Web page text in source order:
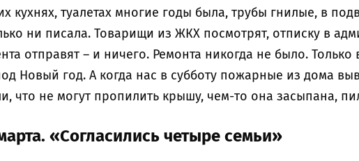
кухнях, туалетах многие годы была, трубы гнилые, в
ни писала. Товарищи из ЖКХ посмотрят, отписку в
отправят – и ничего. Ремонта никогда не было. Только
Новый год. А когда нас в субботу пожарные из дома
что не могут пропилить крышу, чем-то она засыпана,
«Согласились четыре семьи»